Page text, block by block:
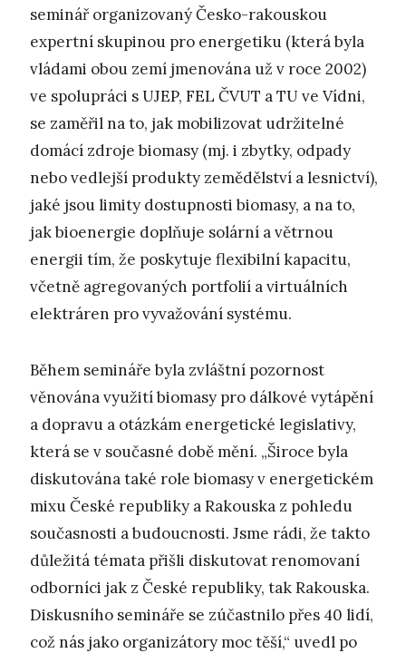
seminář organizovaný Česko-rakouskou
expertní skupinou pro energetiku (která byla
vládami obou zemí jmenována už v roce 2002)
ve spolupráci s UJEP, FEL ČVUT a TU ve Vídni,
se zaměřil na to, jak mobilizovat udržitelné
domácí zdroje biomasy (mj. i zbytky, odpady
nebo vedlejší produkty zemědělství a lesnictví),
jaké jsou limity dostupnosti biomasy, a na to,
jak bioenergie doplňuje solární a větrnou
energii tím, že poskytuje flexibilní kapacitu,
včetně agregovaných portfolií a virtuálních
elektráren pro vyvažování systému.
Během semináře byla zvláštní pozornost
věnována využití biomasy pro dálkové vytápění
a dopravu a otázkám energetické legislativy,
která se v současné době mění. „Široce byla
diskutována také role biomasy v energetickém
mixu České republiky a Rakouska z pohledu
současnosti a budoucnosti. Jsme rádi, že takto
důležitá témata přišli diskutovat renomovaní
odborníci jak z České republiky, tak Rakouska.
Diskusního semináře se zúčastnilo přes 40 lidí,
což nás jako organizátory moc těší,“ uvedl po